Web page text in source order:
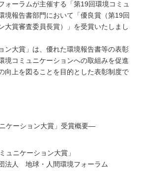
ォーラムが主催する「第19回環境コミュ
境報告書部門において「優良賞（第19回
大賞審査委員長賞）」を受賞いたしまし
ン大賞」は、優れた環境報告書等の表彰
境コミュニケーションへの取組みを促進
向上を図ることを目的とした表彰制度で
ケーション大賞」受賞概要―
ュニケーション大賞」
法人 地球・人間環境フォーラム